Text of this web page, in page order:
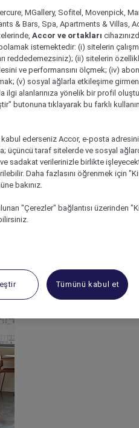
MGallery, Sofitel, Movenpick,
& Bars, Spa, Apartments & Villas,
Accor ve ortakları
istemektedir: (i) sitelerin
reddedemezsiniz); (ii) sitelerin
ve performansını ölçmek; (iv)
(v) sosyal ağlarla etkileşime
ilgi alanlarınıza yönelik bir profil
butonuna tıklayarak bu farklı
kabul ederseniz Accor, e-posta
üçüncü taraf sitelerde ve sosyal
sadakat verilerinizle birlikte
Daha fazlasını öğrenmek için
bakınız.
"Çerezler" bağlantısı üzerinden
Tümünü kabul et